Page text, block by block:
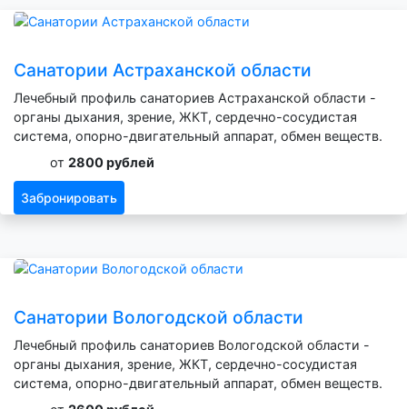
Санатории Астраханской области
Лечебный профиль санаториев Астраханской области -
органы дыхания, зрение, ЖКТ, сердечно-сосудистая
система, опорно-двигательный аппарат, обмен веществ.
от 2800 рублей
Забронировать
Санатории Вологодской области
Лечебный профиль санаториев Вологодской области -
органы дыхания, зрение, ЖКТ, сердечно-сосудистая
система, опорно-двигательный аппарат, обмен веществ.